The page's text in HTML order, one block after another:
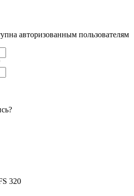
авторизованным пользователям
320